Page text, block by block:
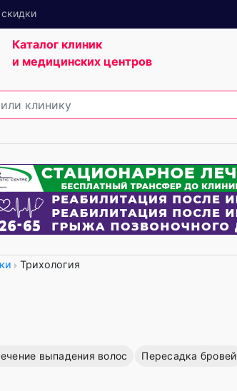
Каталог клиник
и медицинских центров
Трихология
выпадения волос Пересадка бровей